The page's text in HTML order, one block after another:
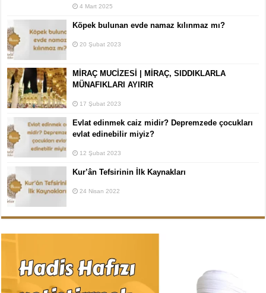
4 Mart 2025
Köpek bulunan evde namaz kılınmaz mı?
20 Şubat 2023
MİRAÇ MUCİZESİ | MİRAÇ, SIDDIKLARLA
MÜNAFIKLARI AYIRIR
17 Şubat 2023
Evlat edinmek caiz midir? Depremzede çocukları
evlat edinebilir miyiz?
12 Şubat 2023
Kur’ân Tefsirinin İlk Kaynakları
24 Nisan 2022